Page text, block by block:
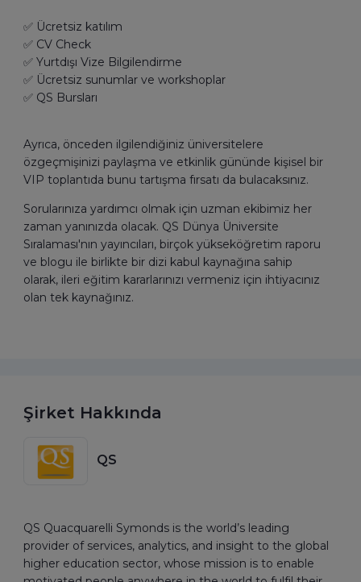
✅ Ücretsiz katılım
✅ CV Check
✅ Yurtdışı Vize Bilgilendirme
✅ Ücretsiz sunumlar ve workshoplar
✅ QS Bursları
Ayrıca, önceden ilgilendiğiniz üniversitelere
özgeçmişinizi paylaşma ve etkinlik gününde kişisel bir
VIP toplantıda bunu tartışma fırsatı da bulacaksınız.
Sorularınıza yardımcı olmak için uzman ekibimiz her
zaman yanınızda olacak. QS Dünya Üniversite
Sıralaması'nın yayıncıları, birçok yükseköğretim raporu
ve blogu ile birlikte bir dizi kabul kaynağına sahip
olarak, ileri eğitim kararlarınızı vermeniz için ihtiyacınız
olan tek kaynağınız.
Şirket Hakkında
QS
QS Quacquarelli Symonds is the world’s leading
provider of services, analytics, and insight to the global
higher education sector, whose mission is to enable